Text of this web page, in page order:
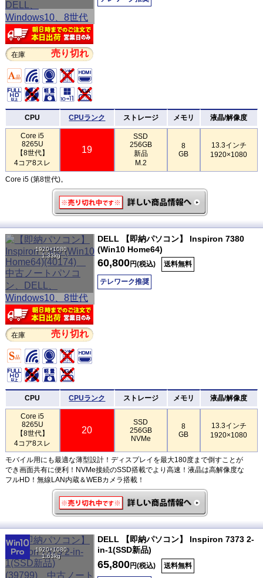
在庫 売り切れ
CPU CPUランク ストレージ メモリ 液晶/解像度
Core i5
8265U
【8世代】
4コア8スレ
19
SSD
256GB
新品
M.2
8
GB
13.3インチ
1920×1080
Core i5 (第8世代)。
1920×1080
1.33kg
在庫 売り切れ
DELL 【即納パソコン】 Inspiron 7380
(Win10 Home64)
60,800円(税込) 送料無料
テレワーク推奨
CPU CPUランク ストレージ メモリ 液晶/解像度
Core i5
8265U
【8世代】
4コア8スレ
20
SSD
256GB
NVMe
8
GB
13.3インチ
1920×1080
モバイル用にも最適な薄型設計！ディスプレイを最大180度まで倒すことが
でき画面共有に便利！NVMe接続のSSD搭載でより高速！液晶は高解像度な
フルHD！無線LAN内蔵＆WEBカメラ搭載！
1920×1080
1.63kg
DELL 【即納パソコン】 Inspiron 7373 2-
in-1(SSD新品)
65,800円(税込) 送料無料